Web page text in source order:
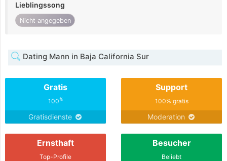
Lieblingssong
Nicht angegeben
Dating Mann in Baja California Sur
Gratis
100%
Gratisdienste
Support
100% gratis
Moderation
Ernsthaft
Top-Profile
Besucher
Beliebt